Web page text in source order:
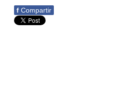
f Compartir